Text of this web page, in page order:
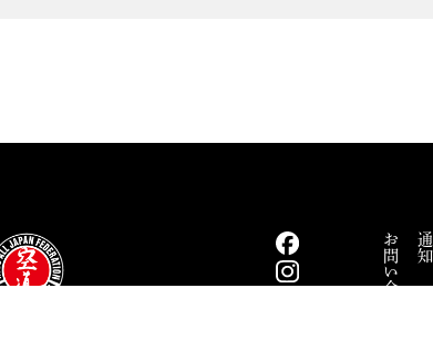
通知
お問い合わせ